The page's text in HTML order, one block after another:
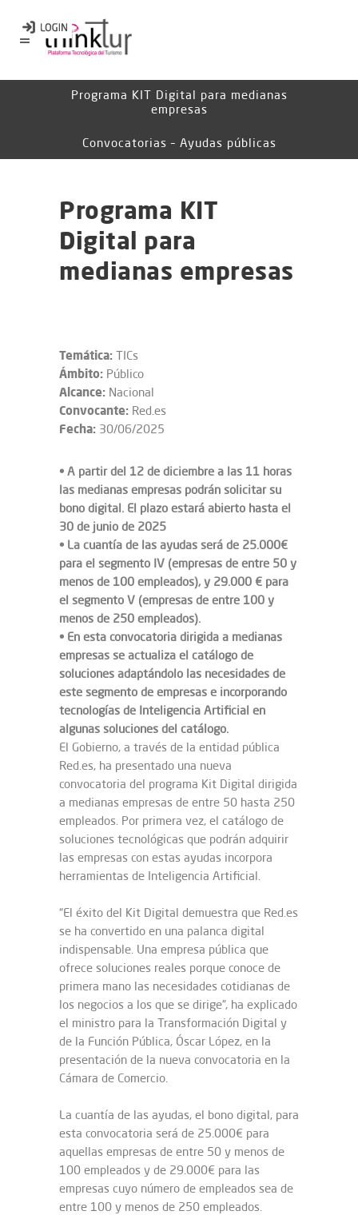
Programa KIT Digital para medianas
empresas
Convocatorias – Ayudas públicas
Programa KIT
Digital para
medianas empresas
Temática: TICs
Ámbito: Público
Alcance: Nacional
Convocante: Red.es
Fecha: 30/06/2025
• A partir del 12 de diciembre a las 11 horas
las medianas empresas podrán solicitar su
bono digital. El plazo estará abierto hasta el
30 de junio de 2025
• La cuantía de las ayudas será de 25.000€
para el segmento IV (empresas de entre 50 y
menos de 100 empleados), y 29.000 € para
el segmento V (empresas de entre 100 y
menos de 250 empleados).
• En esta convocatoria dirigida a medianas
empresas se actualiza el catálogo de
soluciones adaptándolo las necesidades de
este segmento de empresas e incorporando
tecnologías de Inteligencia Artificial en
algunas soluciones del catálogo.
El Gobierno, a través de la entidad pública
Red.es, ha presentado una nueva
convocatoria del programa Kit Digital dirigida
a medianas empresas de entre 50 hasta 250
empleados. Por primera vez, el catálogo de
soluciones tecnológicas que podrán adquirir
las empresas con estas ayudas incorpora
herramientas de Inteligencia Artificial.
“El éxito del Kit Digital demuestra que Red.es
se ha convertido en una palanca digital
indispensable. Una empresa pública que
ofrece soluciones reales porque conoce de
primera mano las necesidades cotidianas de
los negocios a los que se dirige”, ha explicado
el ministro para la Transformación Digital y
de la Función Pública, Óscar López, en la
presentación de la nueva convocatoria en la
Cámara de Comercio.
La cuantía de las ayudas, el bono digital, para
esta convocatoria será de 25.000€ para
aquellas empresas de entre 50 y menos de
100 empleados y de 29.000€ para las
empresas cuyo número de empleados sea de
entre 100 y menos de 250 empleados.